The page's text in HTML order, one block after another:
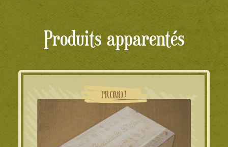
Produits apparentés
PROMO !